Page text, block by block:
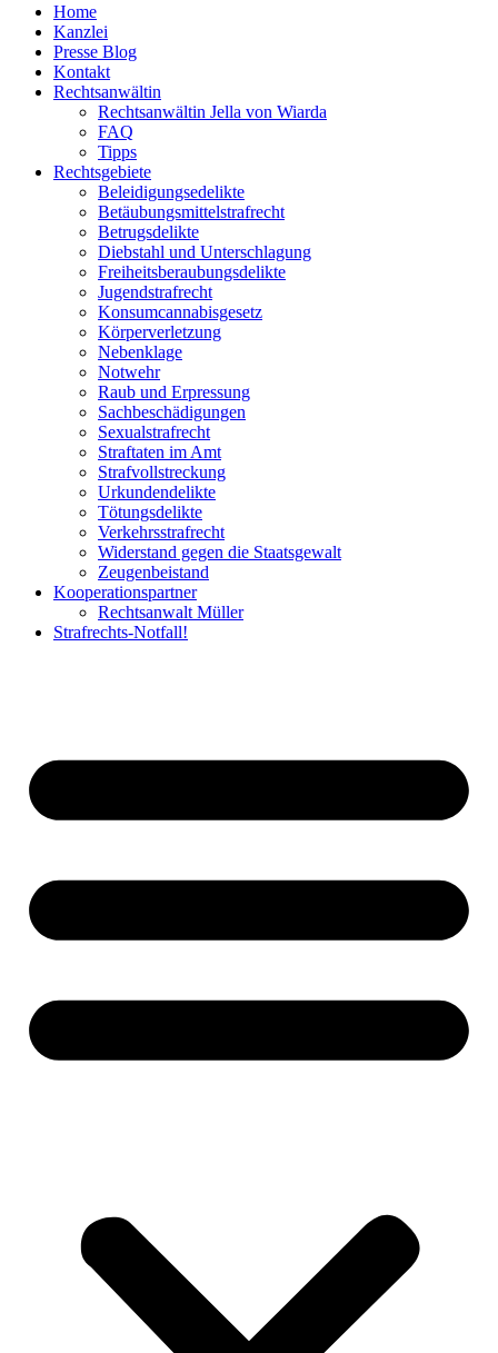
Home
Kanzlei
Presse Blog
Kontakt
Rechtsanwältin
Rechtsanwältin Jella von Wiarda
FAQ
Tipps
Rechtsgebiete
Beleidigungsedelikte
Betäubungsmittelstrafrecht
Betrugsdelikte
Diebstahl und Unterschlagung
Freiheitsberaubungsdelikte
Jugendstrafrecht
Konsumcannabisgesetz
Körperverletzung
Nebenklage
Notwehr
Raub und Erpressung
Sachbeschädigungen
Sexualstrafrecht
Straftaten im Amt
Strafvollstreckung
Urkundendelikte
Tötungsdelikte
Verkehrsstrafrecht
Widerstand gegen die Staatsgewalt
Zeugenbeistand
Kooperationspartner
Rechtsanwalt Müller
Strafrechts-Notfall!